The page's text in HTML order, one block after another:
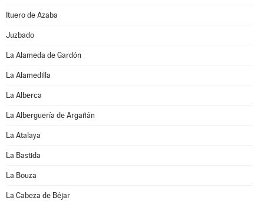
Ituero de Azaba
Juzbado
La Alameda de Gardón
La Alamedilla
La Alberca
La Alberguería de Argañán
La Atalaya
La Bastida
La Bouza
La Cabeza de Béjar